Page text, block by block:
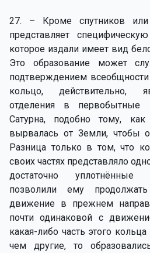
27. – Кроме спутников или
представляет
которое издали имеет вид
Это образование может
подтверждением
кольцо, действительно,
отделения в первобытные
Сатурна, подобно тому, как
вырвалась от Земли, чтобы
Разница только в том, что
своих частях представляло
достаточно
позволили ему
движение в прежнем
почти одинаковой с
какая-либо часть этого
чем другие, то